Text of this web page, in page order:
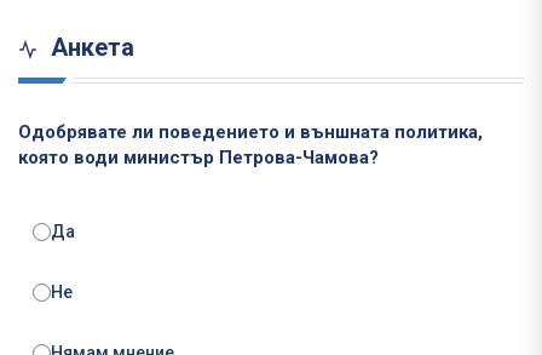
Анкета
Одобрявате ли поведението и външната политика,
която води министър Петрова-Чамова?
Да
Не